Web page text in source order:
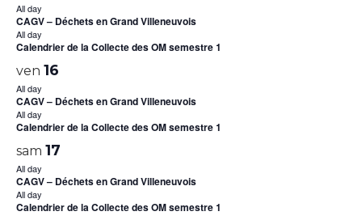
All day
CAGV – Déchets en Grand Villeneuvois
All day
Calendrier de la Collecte des OM semestre 1
ven 16
All day
CAGV – Déchets en Grand Villeneuvois
All day
Calendrier de la Collecte des OM semestre 1
sam 17
All day
CAGV – Déchets en Grand Villeneuvois
All day
Calendrier de la Collecte des OM semestre 1